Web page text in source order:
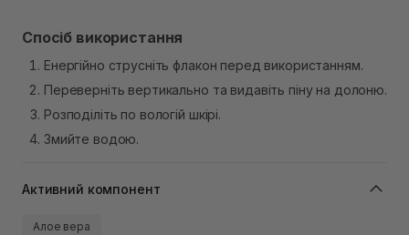
Спосіб використання
Енергійно струсніть флакон перед використанням.
Переверніть вертикально та видавіть піну на долоню.
Розподіліть по вологій шкірі.
Змийте водою.
Активний компонент
Алое вера